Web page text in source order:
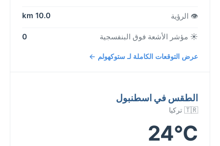
👁️ الرؤية 10.0 km
☀️ مؤشر الأشعة فوق البنفسجية 0
عرض التوقعات الكاملة لـ ستوكهولم ←
الطقس في اسطنبول
🇹🇷 تركيا
24°C